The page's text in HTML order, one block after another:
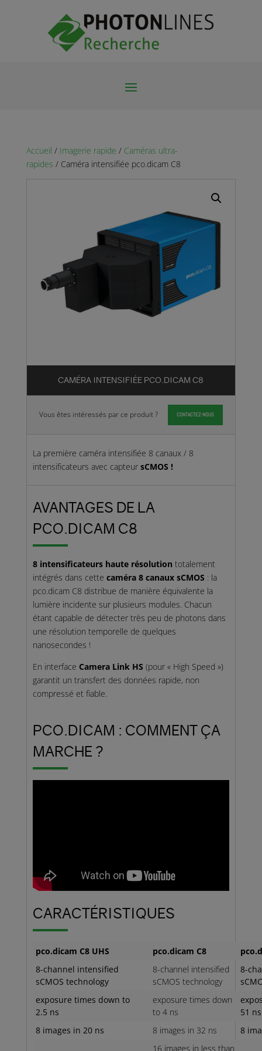
Accueil / Imagerie rapide / Caméras ultra-
rapides / Caméra intensifiée pco.dicam C8
CAMÉRA INTENSIFIÉE PCO.DICAM C8
Vous êtes intéressés par ce produit ? CONTACTEZ-NOUS
La première caméra intensifiée 8 canaux / 8
intensificateurs avec capteur sCMOS !
AVANTAGES DE LA
PCO.DICAM C8
8 intensificateurs haute résolution totalement
intégrés dans cette caméra 8 canaux sCMOS : la
pco.dicam C8 distribue de manière équivalente la
lumière incidente sur plusieurs modules. Chacun
étant capable de détecter très peu de photons dans
une résolution temporelle de quelques
nanosecondes !
En interface Camera Link HS (pour « High Speed »)
garantit un transfert des données rapide, non
compressé et fiable.
PCO.DICAM : COMMENT ÇA
MARCHE ?
CARACTÉRISTIQUES
pco.dicam C8 UHS pco.dicam C8
8-channel intensified
sCMOS technology
8-channel intensified
sCMOS technology
8-
exposure times down to
2.5 ns
exposure times down
to 4 ns
51 ns
8 images in 20 ns
8 images in 32 ns 8
16 images in less than